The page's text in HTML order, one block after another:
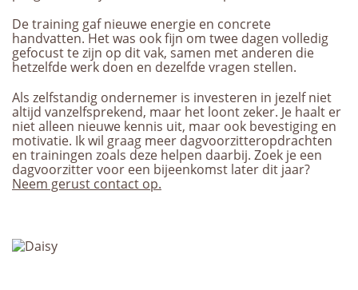
De training gaf nieuwe energie en concrete
handvatten. Het was ook fijn om twee dagen volledig
gefocust te zijn op dit vak, samen met anderen die
hetzelfde werk doen en dezelfde vragen stellen.
Als zelfstandig ondernemer is investeren in jezelf niet
altijd vanzelfsprekend, maar het loont zeker. Je haalt er
niet alleen nieuwe kennis uit, maar ook bevestiging en
motivatie. Ik wil graag meer dagvoorzitteropdrachten
en trainingen zoals deze helpen daarbij. Zoek je een
dagvoorzitter voor een bijeenkomst later dit jaar?
Neem gerust contact op.